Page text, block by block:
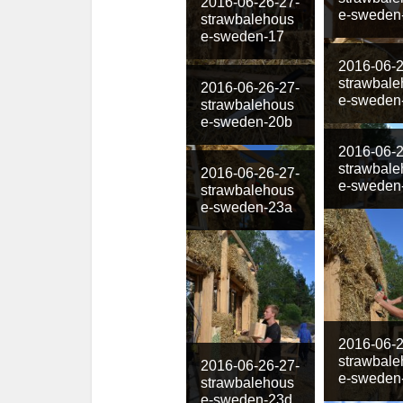
e-
strawbalehous
e-sweden-17
2016-06-
e-
2016-06-26-27-
strawbalehous
e-sweden-20b
2016-06-
e-
2016-06-26-27-
strawbalehous
e-sweden-23a
2016-06-
e-
2016-06-26-27-
strawbalehous
e-sweden-23d